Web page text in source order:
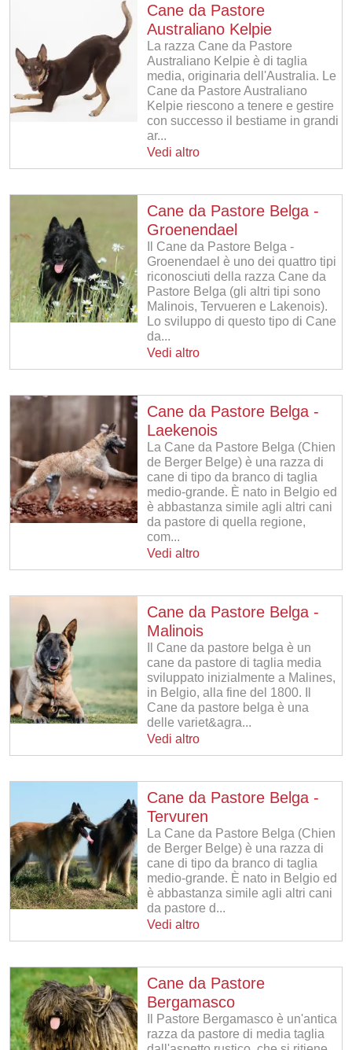
Cane da Pastore
Australiano Kelpie
La razza Cane da Pastore
Australiano Kelpie è di taglia
media, originaria dell'Australia. Le
Cane da Pastore Australiano
Kelpie riescono a tenere e gestire
con successo il bestiame in grandi
ar...
Vedi altro
Cane da Pastore Belga -
Groenendael
Il Cane da Pastore Belga -
Groenendael è uno dei quattro tipi
riconosciuti della razza Cane da
Pastore Belga (gli altri tipi sono
Malinois, Tervueren e Lakenois).
Lo sviluppo di questo tipo di Cane
da...
Vedi altro
Cane da Pastore Belga -
Laekenois
La Cane da Pastore Belga (Chien
de Berger Belge) è una razza di
cane di tipo da branco di taglia
medio-grande. È nato in Belgio ed
è abbastanza simile agli altri cani
da pastore di quella regione,
com...
Vedi altro
Cane da Pastore Belga -
Malinois
Il Cane da pastore belga è un
cane da pastore di taglia media
sviluppato inizialmente a Malines,
in Belgio, alla fine del 1800. Il
Cane da pastore belga è una
delle variet&agra...
Vedi altro
Cane da Pastore Belga -
Tervuren
La Cane da Pastore Belga (Chien
de Berger Belge) è una razza di
cane di tipo da branco di taglia
medio-grande. È nato in Belgio ed
è abbastanza simile agli altri cani
da pastore d...
Vedi altro
Cane da Pastore
Bergamasco
Il Pastore Bergamasco è un'antica
razza da pastore di media taglia